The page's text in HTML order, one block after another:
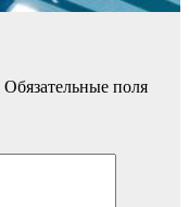
Обязательные поля